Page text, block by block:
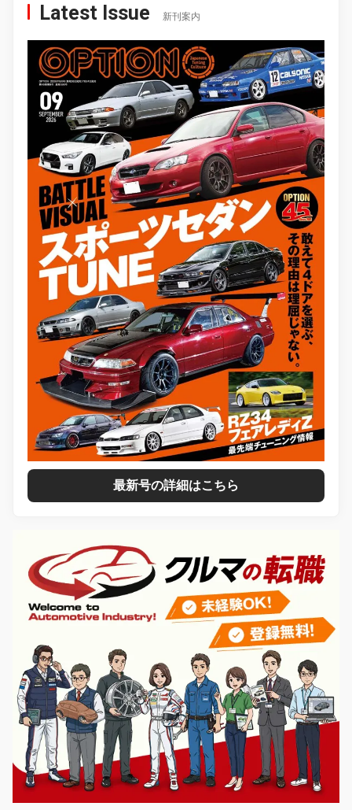
Latest Issue 新刊案内
最新号の詳細はこちら